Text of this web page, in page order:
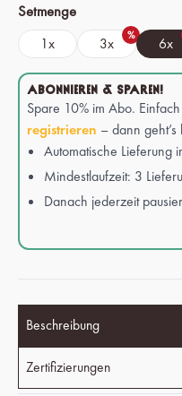
Setmengeauswählen
1x 3x % 6x
ABONNIEREN & SPAREN!
Spare 10% im Abo. Einfach
registrieren – dann geht’s
Automatische Lieferung
Mindestlaufzeit: 3
Danach jederzeit
Beschreibung
Zertifizierungen